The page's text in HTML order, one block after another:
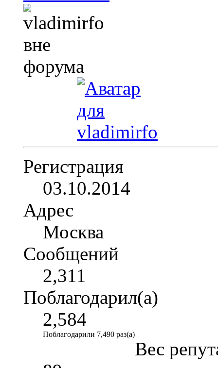
Регистрация
03.10.2014
Адрес
Москва
Сообщений
2,311
Поблагодарил(а)
2,584
Поблагодарили 7,490 раз(а)
Вес